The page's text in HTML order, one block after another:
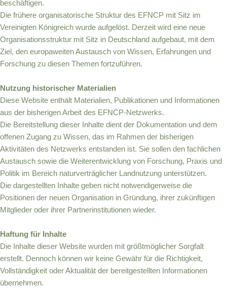
beschäftigen.
Die frühere organisatorische Struktur des EFNCP mit Sitz im
Vereinigten Königreich wurde aufgelöst. Derzeit wird eine neue
Organisationsstruktur mit Sitz in Deutschland aufgebaut, mit dem
Ziel, den europaweiten Austausch von Wissen, Erfahrungen und
Forschung zu diesen Themen fortzuführen.
Nutzung historischer Materialien
Diese Website enthält Materialien, Publikationen und Informationen
aus der bisherigen Arbeit des EFNCP-Netzwerks.
Die Bereitstellung dieser Inhalte dient der Dokumentation und dem
offenen Zugang zu Wissen, das im Rahmen der bisherigen
Aktivitäten des Netzwerks entstanden ist. Sie sollen den fachlichen
Austausch sowie die Weiterentwicklung von Forschung, Praxis und
Politik im Bereich naturverträglicher Landnutzung unterstützen.
Die dargestellten Inhalte geben nicht notwendigerweise die
Positionen der neuen Organisation in Gründung, ihrer zukünftigen
Mitglieder oder ihrer Partnerinstitutionen wieder.
Haftung für Inhalte
Die Inhalte dieser Website wurden mit größtmöglicher Sorgfalt
erstellt. Dennoch können wir keine Gewähr für die Richtigkeit,
Vollständigkeit oder Aktualität der bereitgestellten Informationen
übernehmen.